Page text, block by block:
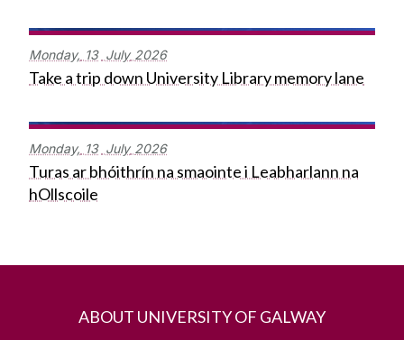
Monday, 13 July 2026
Take a trip down University Library memory lane
Monday, 13 July 2026
Turas ar bhóithrín na smaointe i Leabharlann na
hOllscoile
ABOUT UNIVERSITY OF GALWAY